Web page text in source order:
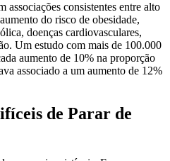
associações consistentes entre alto
do risco de obesidade,
doenças cardiovasculares,
Um estudo com mais de 100.000
aumento de 10% na proporção
associado a um aumento de 12%
de Parar de